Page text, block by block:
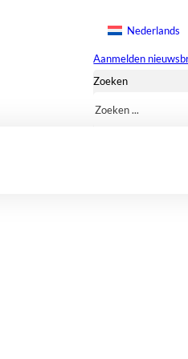
Nederlands
Aanmelden
Zoeken